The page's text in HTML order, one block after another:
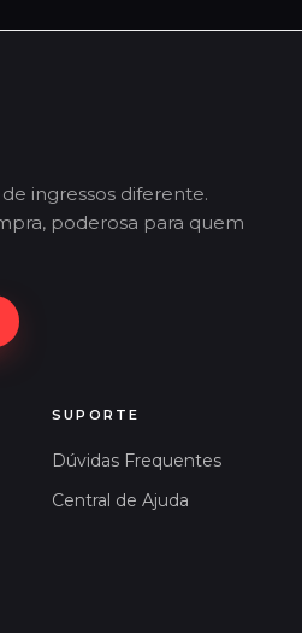
ingressos diferente.
poderosa para quem
SUPORTE
Dúvidas Frequentes
Central de Ajuda